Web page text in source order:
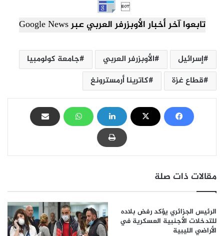

تابعوا آخر أخبار الأوبزرفر العربي عبر Google News
إسرائيل الأوبزرفر العربي
جامعة كولومبيا
قطاع غزة
كاترينا أرمسترونغ
مقالات ذات صلة
الرئيس الجزائري يؤكد رفض بلاده
للتدخلات الأجنبية العسكرية في
الأراضي الليبية